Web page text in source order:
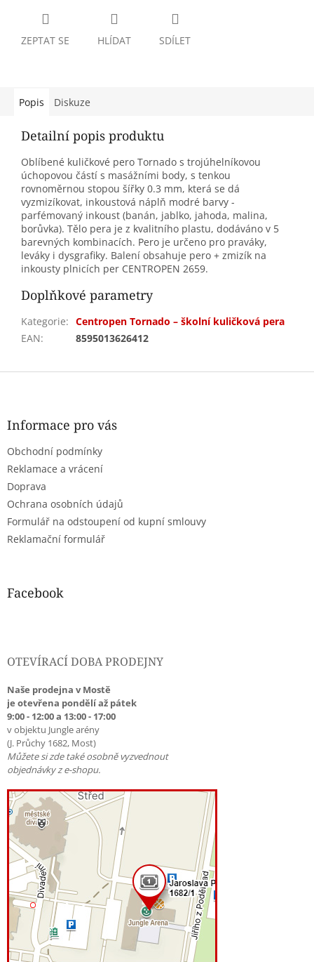
ZEPTAT SE HLÍDAT SDÍLET
Popis Diskuze
Detailní popis produktu
Oblíbené kuličkové pero Tornado s trojúhelníkovou
úchopovou částí s masážními body, s tenkou
rovnoměrnou stopou šířky 0.3 mm, která se dá
vyzmizíkovat, inkoustová náplň modré barvy -
parfémovaný inkoust (banán, jablko, jahoda, malina,
borůvka). Tělo pera je z kvalitního plastu, dodáváno v 5
barevných kombinacích. Pero je určeno pro praváky,
leváky i dysgrafiky. Balení obsahuje pero + zmizík na
inkousty plnicích per CENTROPEN 2659.
Doplňkové parametry
Kategorie: Centropen Tornado – školní kuličková pera
EAN: 8595013626412
Z
Informace pro vás
Obchodní podmínky
Reklamace a vrácení
Doprava
Ochrana osobních údajů
Formulář na odstoupení od kupní smlouvy
Reklamační formulář
Facebook
OTEVÍRACÍ DOBA PRODEJNY
Naše prodejna v Mostě
je otevřena pondělí až pátek
9:00 - 12:00 a 13:00 - 17:00
v objektu Jungle arény
(J. Průchy 1682, Most)
Můžete si zde také osobně vyzvednout
objednávky z e-shopu.